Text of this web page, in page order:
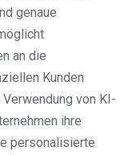
genaue
an die
Kunden
von KI-
ihre
personalisierte